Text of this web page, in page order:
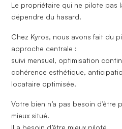
Le propriétaire qui ne pilote pas
dépendre du hasard.
Chez Kyros, nous avons fait du
approche centrale :
suivi mensuel, optimisation
cohérence esthétique,
locataire optimisée.
Votre bien n’a pas besoin d’être
mieux situé.
Il a besoin d’être mieux piloté.